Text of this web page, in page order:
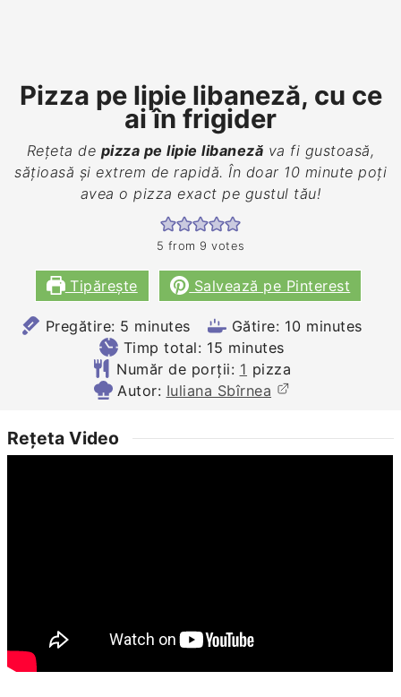
Pizza pe lipie libaneză, cu ce
ai în frigider
Rețeta de pizza pe lipie libaneză va fi gustoasă,
sățioasă și extrem de rapidă. În doar 10 minute poți
avea o pizza exact pe gustul tău!
5 from 9 votes
Tipărește Salvează pe Pinterest
Pregătire: 5 minutes
minutes Gătire: 10minutes
minutes
Timp total: 15 minutes
minutes
Număr de porții: 1 pizza
Autor: Iuliana Sbîrnea
Rețeta Video